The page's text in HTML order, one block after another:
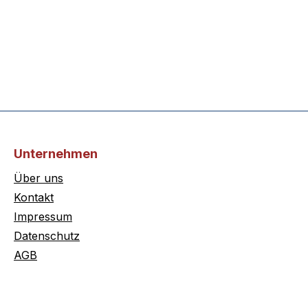
Unternehmen
Über uns
Kontakt
Impressum
Datenschutz
AGB